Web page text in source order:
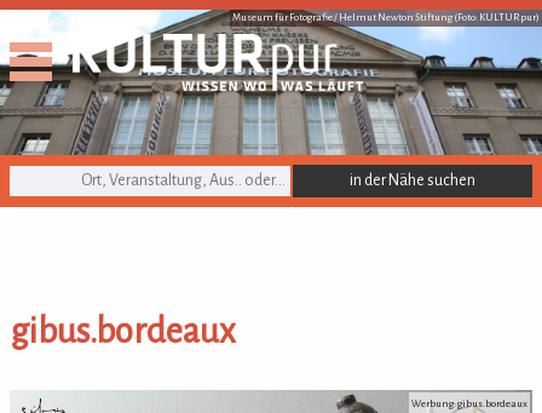
Museum für Fotografie / Helmut Newton Stiftung (Foto: KULTURpur)
KULTURpur Suche
gibus.bordeaux
gibus.bordeaux Werbung: gibus.bordeaux